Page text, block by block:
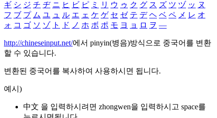
ギ シ ジ チ ヂ ニ ヒ ビ ピ ミ リ ウ ゥ ク グ ス ズ ツ ヅ ッ ヌ
フ ブ プ ム ユ ュ ル エ ェ ケ ゲ セ ゼ テ デ ヘ ベ ペ メ レ オ
ォ コ ゴ ソ ゾ ト ド ノ ホ ボ ポ モ ヨ ョ ロ ヲ ―
http://chineseinput.net/에서 pinyin(병음)방식으로 중국어를 변환
할 수 있습니다.
변환된 중국어를 복사하여 사용하시면 됩니다.
예시)
中文 을 입력하시려면 zhongwen을 입력하시고 space를